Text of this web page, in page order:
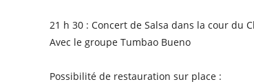
21 h 30 : Concert de Salsa dans la cour du
Avec le groupe Tumbao Bueno
Possibilité de restauration sur place :